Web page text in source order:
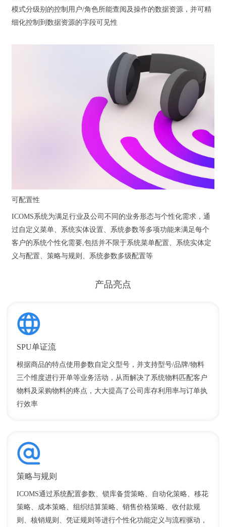
模式分级别的控制用户/角色所能查阅及操作的数据资源，并可精
细化控制到数据资源的字段可见性
可配置性
ICOMS系统为满足行业及公司不同的业务形态与个性化需求，通
过自定义菜单、系统实体设置、系统参数等多项功能来满足每个
客户的系统个性化需要,包括并不限于系统菜单配置、系统实体定
义与配置、策略与规则、系统参数多级配置等
产品亮点
SPU单证流
根据商品的特点使用参数自定义型号，并支持型号/品牌/物料
三个维度进行开单等业务活动，从而解决了系统物料匹配客户
物料及采购物料的疼点，大大提高了公司库存利用率与订单执
行效率
策略与规则
ICOMS通过系统配置参数、锁库备货策略、自动化策略、移花
策略、成本策略、组织结算策略、销售价格策略、收付款规
则、核销规则、凭证规则等进行个性化功能定义与流程驱动，